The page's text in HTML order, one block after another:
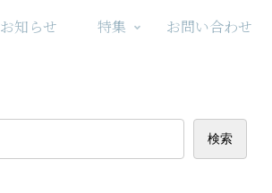
お知らせ 特集 お問い合わせ
検索